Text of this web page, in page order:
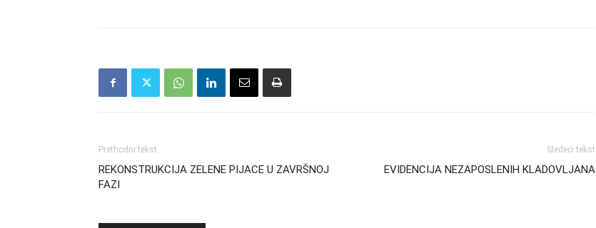
Prethodni tekst
REKONSTRUKCIJA ZELENE PIJACE U ZAVRŠNOJ
FAZI
Sledeći tekst
EVIDENCIJA NEZAPOSLENIH KLADOVLJANA